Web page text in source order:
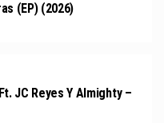
(EP) (2026)
JC Reyes Y Almighty –